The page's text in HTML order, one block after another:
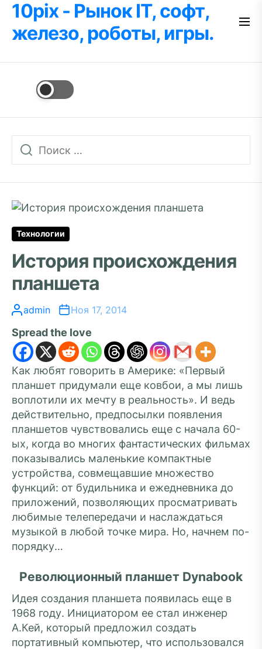
Перейти
содержимому
10pix - Рынок IT, софт,
железо, роботы, игры.
Технологии
История происхождения
планшета
admin Ноя 17, 2014
Spread the love
Как любят говорить в Америке: «Первый
планшет придумали еще ковбои, а мы лишь
воплотили их мечту в реальность». И ведь
действительно, предпосылки появления
планшетов чувствовались еще с начала 60-
ых, когда во многих фантастических фильмах
показывались маленькие компактные
устройства, совмещавшие множество
функций: от будильника и ежедневника до
приложений, позволяющих просматривать
любимые телепередачи и наслаждаться
музыкой в любой точке мира. Но, начнем по-
порядку…
Революционный планшет Dynabook
Идея создания планшета появилась еще в
1968 году. Инициатором ее стал инженер
А.Кей, который предложил создать
портативный компьютер, что использовался